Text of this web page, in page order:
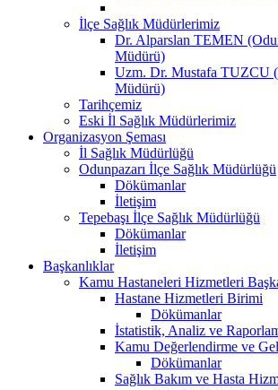
İlçe Sağlık Müdürlerimiz
Dr. Alparslan TEMEN
Müdürü)
Uzm. Dr. Mustafa TUZCU
Müdürü)
Tarihçemiz
Eski İl Sağlık Müdürlerimiz
Organizasyon Şeması
İl Sağlık Müdürlüğü
Odunpazarı İlçe Sağlık Müdürlüğü
Dökümanlar
İletişim
Tepebaşı İlçe Sağlık Müdürlüğü
Dökümanlar
İletişim
Başkanlıklar
Kamu Hastaneleri Hizmetleri
Hastane Hizmetleri Birimi
Dökümanlar
İstatistik, Analiz ve
Kamu Değerlendirme ve
Dökümanlar
Sağlık Bakım ve Hasta